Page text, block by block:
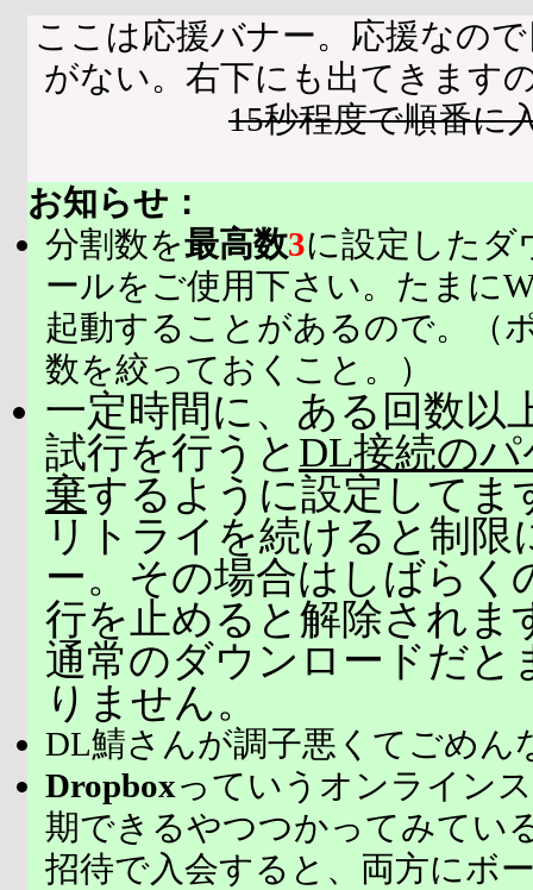
ここは応援バナー。応援なの
がない。右下にも出てきます
15秒程度で順番に
お知らせ：
分割数を最高数3に設定したダ
ールをご使用下さい。たまに
起動することがあるので。（
数を絞っておくこと。）
一定時間に、ある回数以
試行を行うと DL接続の
棄するように設定してま
リトライを続けると制限
ー。その場合はしばらく
行を止めると解除されま
通常のダウンロードだと
りません。
DL鯖さんが調子悪くてごめん
Dropboxっていうオンライン
期できるやつつかってみてい
招待で入会すると、両方にボ